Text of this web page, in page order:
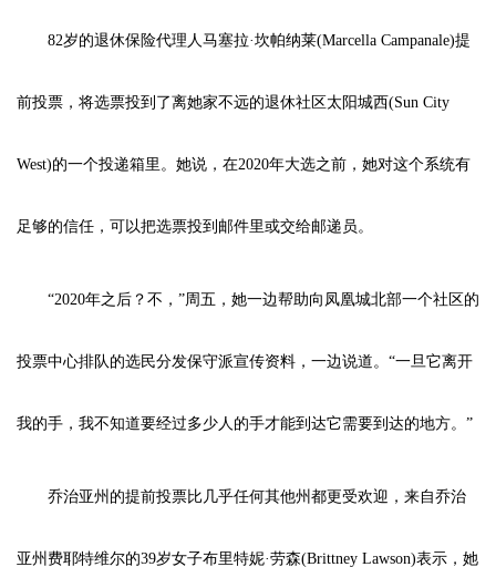
82岁的退休保险代理人马塞拉·坎帕纳莱(Marcella Campanale)提
前投票，将选票投到了离她家不远的退休社区太阳城西(Sun City
West)的一个投递箱里。她说，在2020年大选之前，她对这个系统有
足够的信任，可以把选票投到邮件里或交给邮递员。
“2020年之后？不，”周五，她一边帮助向凤凰城北部一个社区的
投票中心排队的选民分发保守派宣传资料，一边说道。“一旦它离开
我的手，我不知道要经过多少人的手才能到达它需要到达的地方。”
乔治亚州的提前投票比几乎任何其他州都更受欢迎，来自乔治
亚州费耶特维尔的39岁女子布里特妮·劳森(Brittney Lawson)表示，她